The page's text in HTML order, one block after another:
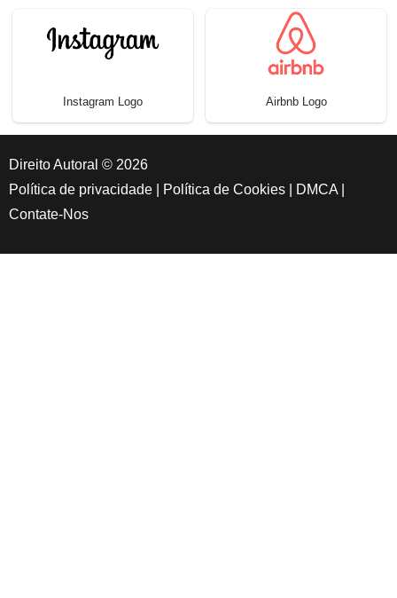
Instagram Logo Airbnb Logo
Direito Autoral © 2026
Política de privacidade
Política de Cookies DMCA
Contate-Nos